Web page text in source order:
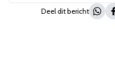
Deel dit bericht